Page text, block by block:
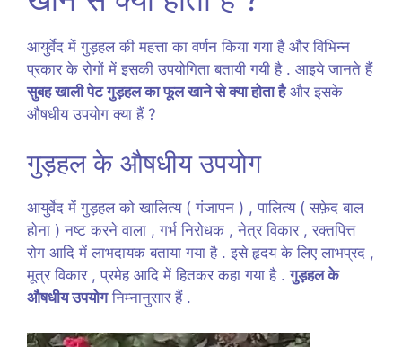
आयुर्वेद में गुड़हल की महत्ता का वर्णन किया गया है और विभिन्न
प्रकार के रोगों में इसकी उपयोगिता बतायी गयी है . आइये जानते हैं
सुबह खाली पेट गुड़हल का फूल खाने से क्या होता हैऔर इसके
औषधीय उपयोग क्या हैं ?
गुड़हल के औषधीय उपयोग
आयुर्वेद में गुड़हल को खालित्य ( गंजापन ) , पालित्य ( सफ़ेद बाल
होना ) नष्ट करने वाला , गर्भ निरोधक , नेत्र विकार , रक्तपित्त
रोग आदि में लाभदायक बताया गया है . इसे हृदय के लिए लाभप्रद ,
मूत्र विकार , प्रमेह आदि में हितकर कहा गया है .गुड़हल के
औषधीय उपयोगनिम्नानुसार हैं .